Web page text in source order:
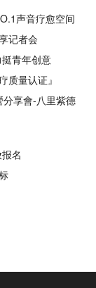
声音疗愈空间
记者会
青年创意
质量认证』
分享會-八里紫德
名